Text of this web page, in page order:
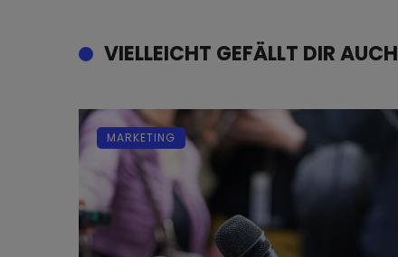
VIELLEICHT GEFÄLLT DIR AUCH
MARKETING